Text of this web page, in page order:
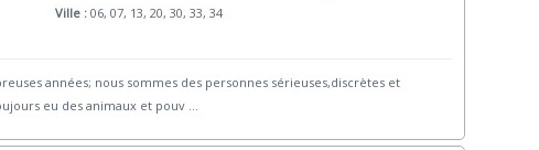
Ville : 06, 07, 13, 20, 30, 33, 34
années; nous sommes des personnes sérieuses,discrètes et
eu des animaux et pouv ...